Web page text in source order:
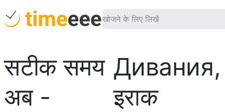
सटीक समय
अब-
Дивания,
इराक